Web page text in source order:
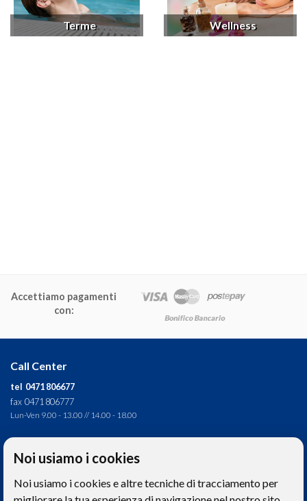
Noi usiamo i cookies
Noi usiamo i cookies e altre tecniche di tracciamento per
Terme Wellness
Accettiamo pagamenti
con:
Call Center
tel 0471 806677
fax 0471 806777
Lun-Ven 9.00 - 13.00 // 14.00 - 18.00
Ignas Tour S.p.A.
Largo Cesare Battisti, 28 - 39044 Egna (BZ) - Italia
P.IVA: 01652670215